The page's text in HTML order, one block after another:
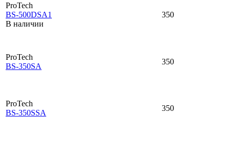
ProTech
BS-500DSA1
В наличии
350
ProTech
BS-350SA
350
ProTech
BS-350SSA
350